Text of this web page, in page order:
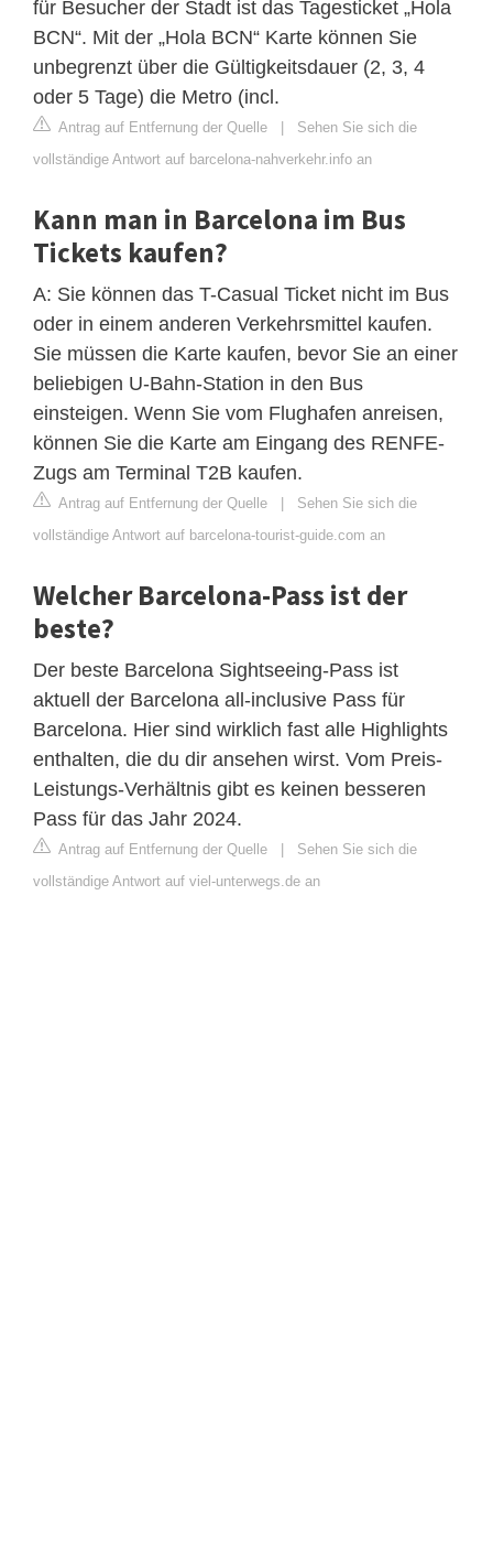
für Besucher der Stadt ist das Tagesticket „Hola
BCN“. Mit der „Hola BCN“ Karte können Sie
unbegrenzt über die Gültigkeitsdauer (2, 3, 4
oder 5 Tage) die Metro (incl.
Antrag auf Entfernung der Quelle | Sehen Sie sich die
vollständige Antwort auf barcelona-nahverkehr.info an
Kann man in Barcelona im Bus
Tickets kaufen?
A: Sie können das T-Casual Ticket nicht im Bus
oder in einem anderen Verkehrsmittel kaufen.
Sie müssen die Karte kaufen, bevor Sie an einer
beliebigen U-Bahn-Station in den Bus
einsteigen. Wenn Sie vom Flughafen anreisen,
können Sie die Karte am Eingang des RENFE-
Zugs am Terminal T2B kaufen.
Antrag auf Entfernung der Quelle | Sehen Sie sich die
vollständige Antwort auf barcelona-tourist-guide.com an
Welcher Barcelona-Pass ist der
beste?
Der beste Barcelona Sightseeing-Pass ist
aktuell der Barcelona all-inclusive Pass für
Barcelona. Hier sind wirklich fast alle Highlights
enthalten, die du dir ansehen wirst. Vom Preis-
Leistungs-Verhältnis gibt es keinen besseren
Pass für das Jahr 2024.
Antrag auf Entfernung der Quelle | Sehen Sie sich die
vollständige Antwort auf viel-unterwegs.de an